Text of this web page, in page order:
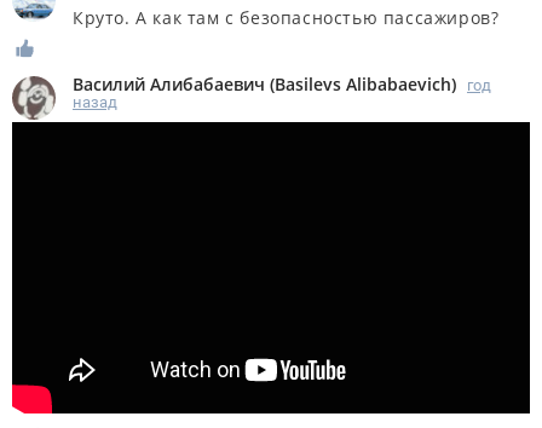
Круто. А как там с безопасностью пассажиров?
Василий Алибабаевич (Basilevs Alibabaevich)
год
назад